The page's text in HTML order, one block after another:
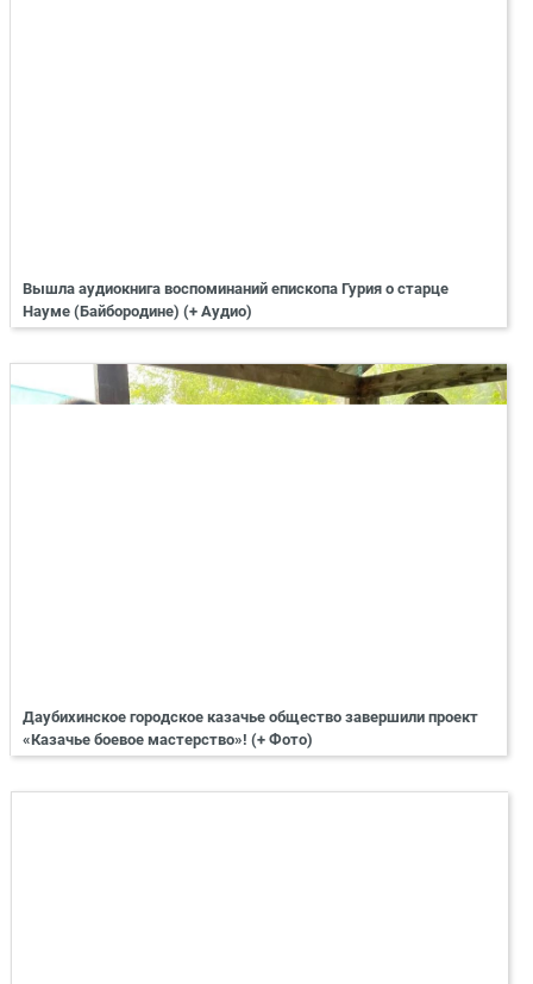
Вышла аудиокнига воспоминаний епископа Гурия о старце
Науме (Байбородине) (+ Аудио)
Даубихинское городское казачье общество завершили проект
«Казачье боевое мастерство»! (+ Фото)